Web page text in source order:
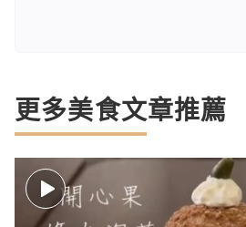
更多美食文章推薦